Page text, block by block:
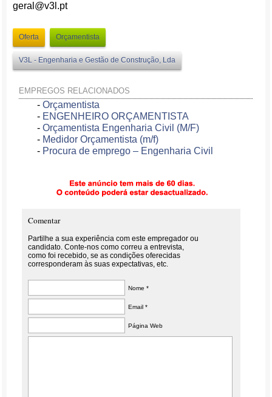
geral@v3l.pt
Oferta Orçamentista
V3L - Engenharia e Gestão de Construção, Lda
EMPREGOS RELACIONADOS
-Orçamentista
- ENGENHEIRO ORÇAMENTISTA
-Orçamentista Engenharia Civil (M/F)
- Medidor Orçamentista (m/f)
- Procura de emprego – Engenharia Civil
Comentar
Partilhe a sua experiência com este empregador ou
candidato. Conte-nos como correu a entrevista,
como foi recebido, se as condições oferecidas
corresponderam às suas expectativas, etc.
Nome *
Email *
Página Web